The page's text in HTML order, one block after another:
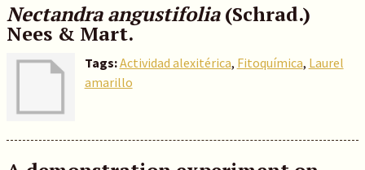
Nectandra angustifolia(Schrad.)
Nees & Mart.
Tags:Actividad alexitérica, Fitoquímica, Laurel
amarillo